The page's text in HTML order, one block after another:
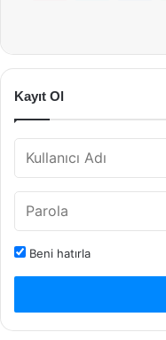
Kayıt Ol
Beni hatırla